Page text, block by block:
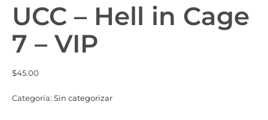
UCC – Hell in Cage
7 – VIP
$45.00
Categoría: Sin categorizar